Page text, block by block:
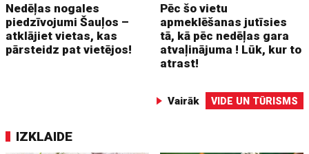
Nedēļas nogales
piedzīvojumi Šauļos –
atklājiet vietas, kas
pārsteidz pat vietējos!
Pēc šo vietu
apmeklēšanas jutīsies
tā, kā pēc nedēļas gara
atvaļinājuma ! Lūk, kur to
atrast!
Vairāk VIDE UN TŪRISMS
IZKLAIDE